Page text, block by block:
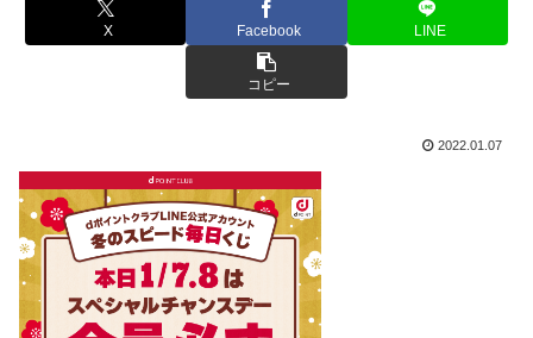
X Facebook LINE
コピー
2022.01.07